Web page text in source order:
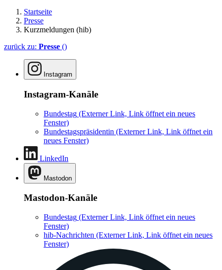
Startseite
Presse
Kurzmeldungen (hib)
zurück zu: Presse ()
Instagram
Instagram-Kanäle
Bundestag (Externer Link, Link öffnet ein neues
Fenster)
Bundestagspräsidentin (Externer Link, Link öffnet ein
neues Fenster)
LinkedIn
Mastodon
Mastodon-Kanäle
Bundestag (Externer Link, Link öffnet ein neues
Fenster)
hib-Nachrichten (Externer Link, Link öffnet ein neues
Fenster)